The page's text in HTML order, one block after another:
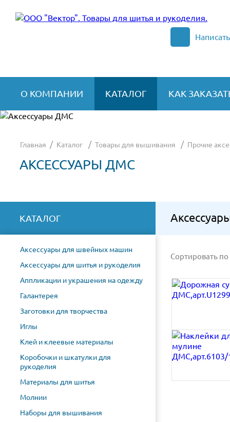
О КОМПАНИИ КАТАЛОГ КАК
Главная / Каталог / Товары для вышивания / Прочие
АКСЕССУАРЫ ДМС
КАТАЛОГ
Аксессуары для швейных машин
Аксессуары для шитья и рукоделия
Аппликации и украшения на одежду
Галантерея
Заготовки для творчества
Иглы
Клей и клеевые материалы
Коробочки и шкатулки для
рукоделия
Материалы для шитья
Молнии
Наборы для вышивания
Сортировать по